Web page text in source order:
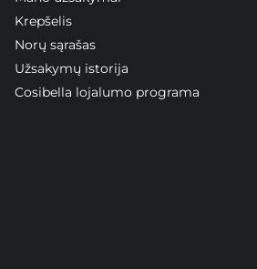
Krepšelis
Norų sąrašas
Užsakymų istorija
Cosibella lojalumo programa